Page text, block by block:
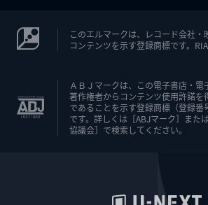
このエルマークは、レコード会社・
コンテンツを示す登録商標です。
ＡＢＪマークは、この電子書店・電
著作権者からコンテンツ使用許諾を
であることを示す登録商標（登録番
です。詳しくは［ABJマーク］また
協議会］で検索してください。